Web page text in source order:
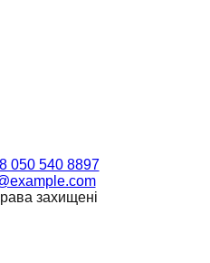
050 540 8897
захищені